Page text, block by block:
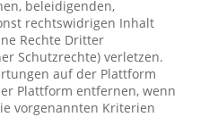
beleidigenden,
rechtswidrigen Inhalt
Rechte Dritter
Schutzrechte) verletzen.
auf der Plattform
Plattform entfernen, wenn
vorgenannten Kriterien